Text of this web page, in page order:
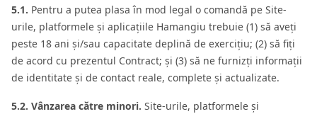
5.1. Pentru a putea plasa în mod legal o comandă pe Site-
urile, platformele și aplicațiile Hamangiu trebuie (1) să aveți
peste 18 ani și/sau capacitate deplină de exercițiu; (2) să fiți
de acord cu prezentul Contract; și (3) să ne furnizți informații
de identitate și de contact reale, complete și actualizate.
5.2. Vânzarea către minori. Site-urile, platformele și